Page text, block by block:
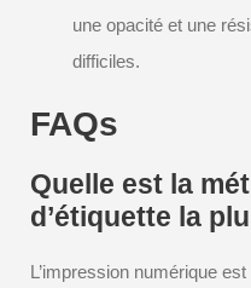
une opacité et une
difficiles.
FAQs
Quelle est la
d’étiquette la
L’impression numérique